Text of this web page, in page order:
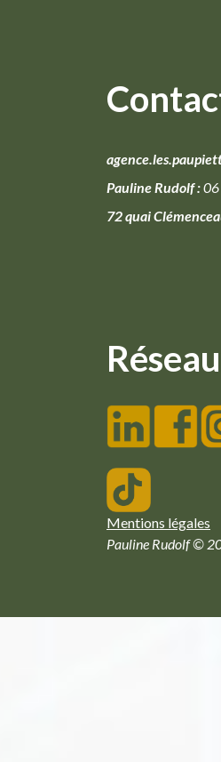
Pauline Rudolf :
72 quai
Mentions légales
Pauline Rudolf ©